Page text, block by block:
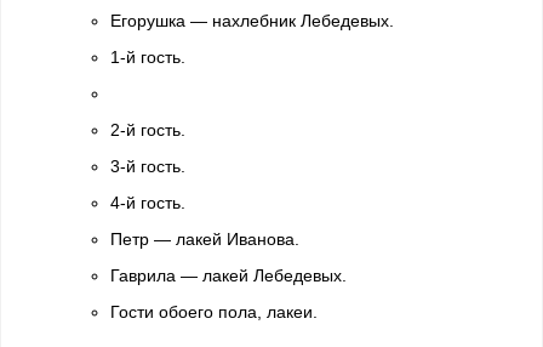
Егорушка — нахлебник Лебедевых.
1-й гость.
2-й гость.
3-й гость.
4-й гость.
Петр — лакей Иванова.
Гаврила — лакей Лебедевых.
Гости обоего пола, лакеи.